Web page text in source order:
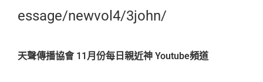
essage/newvol4/3john/
天聲傳播協會 11月份每日親近神 Youtube頻道